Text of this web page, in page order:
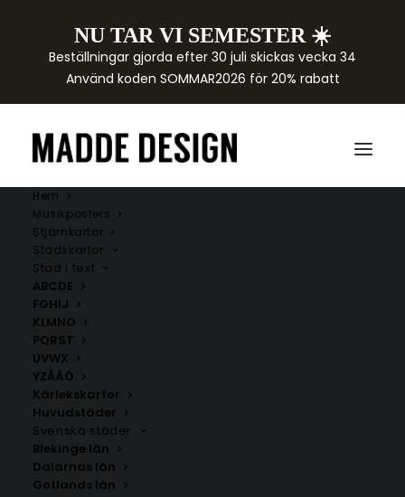
NU TAR VI SEMESTER ☀️
Beställningar gjorda efter 30 juli skickas vecka 34
Använd koden SOMMAR2026 för 20% rabatt
Hem
Musikposters
Stjärnkartor
Stadskartor
Stad i text
ABCDE
FGHIJ
KLMNO
PQRST
UVWX
YZÅÄÖ
Kärlekskartor
Huvudstäder
Svenska städer
Blekinge län
Dalarnas län
Gotlands län